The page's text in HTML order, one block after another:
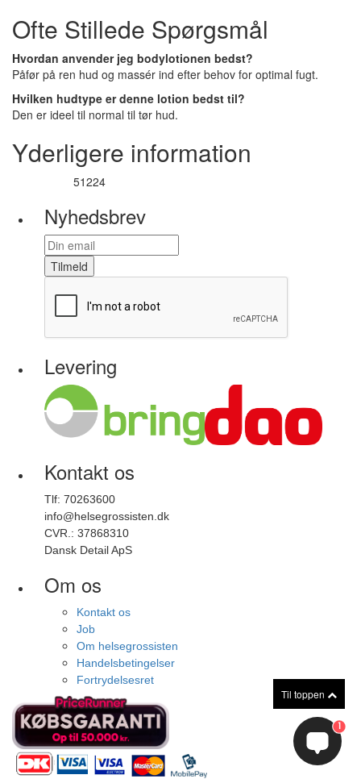
Ofte Stillede Spørgsmål
Hvordan anvender jeg bodylotionen bedst?
Påfør på ren hud og massér ind efter behov for optimal fugt.
Hvilken hudtype er denne lotion bedst til?
Den er ideel til normal til tør hud.
Yderligere information
51224
Til toppen
Nyhedsbrev
Tilmeld
Levering
Kontakt os
Tlf: 70263600
info@helsegrossisten.dk
CVR.: 37868310
Dansk Detail ApS
Om os
Kontakt os
Job
Om helsegrossisten
Handelsbetingelser
Fortrydelsesret
1